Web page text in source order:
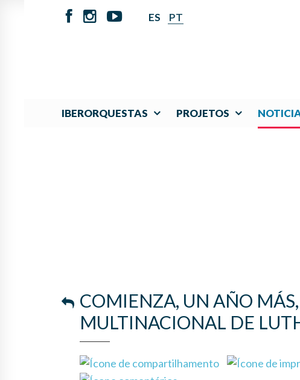
ES PT
IBERORQUESTAS PROJETOS
COMIENZA, UN AÑO
MULTINACIONAL DE